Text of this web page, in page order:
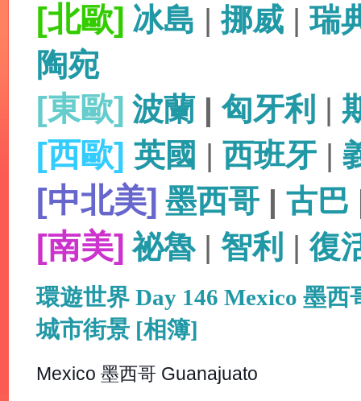
[北歐] 冰島 |挪威 |瑞
陶宛
[東歐] 波蘭 | 匈牙利 |
[西歐] 英國 | 西班牙 |
[中北美] 墨西哥 | 古巴
[南美] 祕魯| 智利 |復
環遊世界 Day 146 Mexico 墨
城市街景 [相簿]
Mexico 墨西哥 Guanajuato